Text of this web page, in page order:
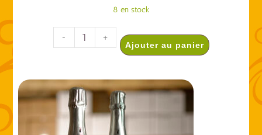
8 en stock
- +
Ajouter au panier